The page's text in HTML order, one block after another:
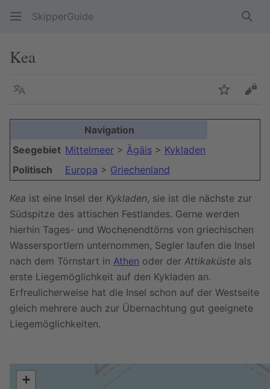
SkipperGuide
Kea
Sprache
Navigation
Seegebiet Mittelmeer > Ägäis > Kykladen
Politisch
Europa > Griechenland
Kea ist eine Insel der Kykladen, sie ist die nächste zur
Südspitze des attischen Festlandes. Gerne werden
hierhin Tages- und Wochenendtörns von griechischen
Wassersportlern unternommen, Segler laufen die Insel
nach dem Törnstart in Athen oder der Attikaküste als
erste Liegemöglichkeit auf den Kykladen an.
Erfreulicherweise hat die Insel schon auf der Westseite
gleich mehrere auch zur Übernachtung gut geeignete
Liegemöglichkeiten.
+